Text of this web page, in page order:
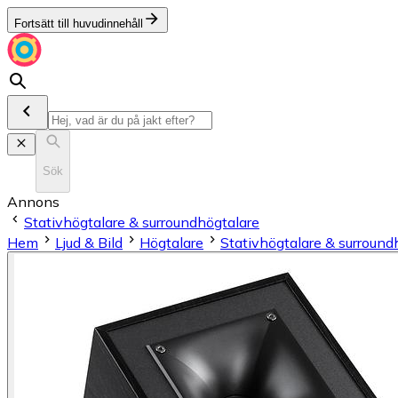
Fortsätt till huvudinnehåll
Sök
Annons
Stativhögtalare & surroundhögtalare
Hem
Ljud & Bild Högtalare Stativhögtalare &